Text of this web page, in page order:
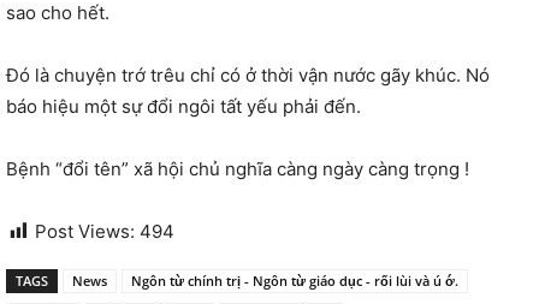
sao cho hết.
Đó là chuyện trớ trêu chỉ có ở thời vận nước gãy khúc. Nó
báo hiệu một sự đổi ngôi tất yếu phải đến.
Bệnh “đổi tên” xã hội chủ nghĩa càng ngày càng trọng !
Post Views: 494
TAGS News
Ngôn từ chính trị - Ngôn từ giáo dục - rối lùi và ú ớ.